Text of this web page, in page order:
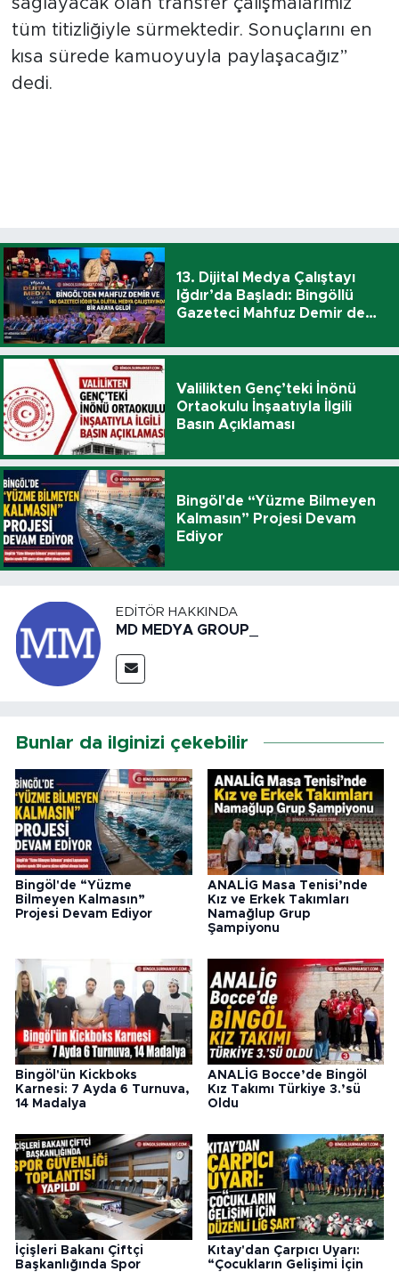
tüm titizliğiyle sürmektedir. Sonuçlarını en
kısa sürede kamuoyuyla paylaşacağız”
dedi.
13. Dijital Medya Çalıştayı
Iğdır’da Başladı: Bingöllü
Gazeteci Mahfuz Demir de
Valilikten Genç’teki İnönü
Ortaokulu İnşaatıyla İlgili
Basın Açıklaması
Bingöl'de “Yüzme Bilmeyen
Kalmasın” Projesi Devam
Ediyor
EDITÖR HAKKINDA
MD MEDYA GROUP_
Bunlar da ilginizi çekebilir
Bingöl'de “Yüzme
Bilmeyen Kalmasın”
Projesi Devam Ediyor
ANALİG Masa Tenisi’nde
Kız ve Erkek Takımları
Namağlup Grup
Şampiyonu
Bingöl'ün Kickboks
Karnesi: 7 Ayda 6 Turnuva,
14 Madalya
ANALİG Bocce’de Bingöl
Kız Takımı Türkiye 3.’sü
Oldu
İçişleri Bakanı Çiftçi
Başkanlığında Spor
Kıtay'dan Çarpıcı Uyarı:
“Çocukların Gelişimi İçin